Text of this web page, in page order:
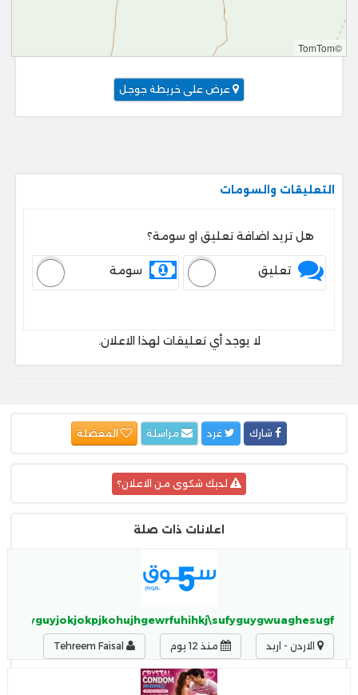
©TomTom
عرض على خريطة جوجل
التعليقات والسومات
هل تريد اضافة تعليق او سومة؟
تعليق سومة
لا يوجد أي تعليقات لهذا الاعلان.
شارك غرد المفضلة
لديك شكوى من الاعلان؟
اعلانات ذات صلة
الاردن - اربد منذ 12 يوم